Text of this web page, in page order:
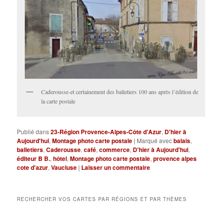
Caderousse-et certainement des balletiers 100 ans après l’édition de
la carte postale
Publié dans23-Région Provence-Alpes-Côte d'Azur, D'hier à
Aujourd'hui,Montage photo carte postale | Marqué avecbalais,
balletiers,Caderousse,café,commerce, D'hier à Aujourd'hui,
éditeur B B.,hôtel,Montage photo carte postale,provence alpes
cote d'azur,Vaucluse | Laisser un commentaire
RECHERCHER VOS CARTES PAR RÉGIONS ET PAR THÈMES